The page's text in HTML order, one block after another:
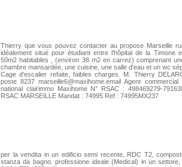
Thierry que vous pouvez contacter au propose Marseille
idéalement situé pour étudiant entre l'hôpital de la Timone
50m2 habitables , (environ 38 m2 en carrez) comprenant
chambre mansardée, une cuisine, une salle d'eau et un wc
Cage d'escalier refaite, faibles charges. M. Thierry
poste 8237 marseille6@maxihome.email Agent
national clairimmo Maxihome N° RSAC : 498469279-
RSAC MARSEILLE Mandat : 74995 Ref : 74995MX237
per la vendita in un edificio semi recente, RDC T2,
stanza da bagno. professione ideale (Medical) in un